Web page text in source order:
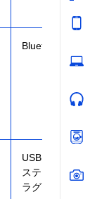
Bluetooth 5.3
USB Type-A、
ステレオミニプ
ラグ